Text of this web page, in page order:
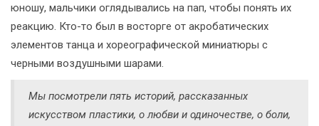
юношу, мальчики оглядывались на пап, чтобы понять их
реакцию. Кто-то был в восторге от акробатических
элементов танца и хореографической миниатюры с
черными воздушными шарами.
Мы посмотрели пять историй, рассказанных
искусством пластики, о любви и одиночестве, о боли,